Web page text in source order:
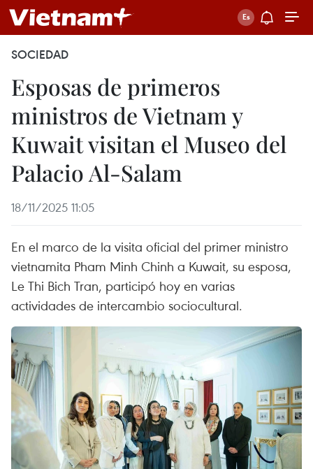
SOCIEDAD
Esposas de primeros
ministros de Vietnam y
Kuwait visitan el Museo del
Palacio Al-Salam
18/11/2025 11:05
En el marco de la visita oficial del primer ministro
vietnamita Pham Minh Chinh a Kuwait, su esposa,
Le Thi Bich Tran, participó hoy en varias
actividades de intercambio sociocultural.